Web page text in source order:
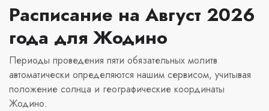
Расписание на Август 2026
года для Жодино
Периоды проведения пяти обязательных молитв
автоматически определяются нашим сервисом, учитывая
положение солнца и географические координаты
Жодино.